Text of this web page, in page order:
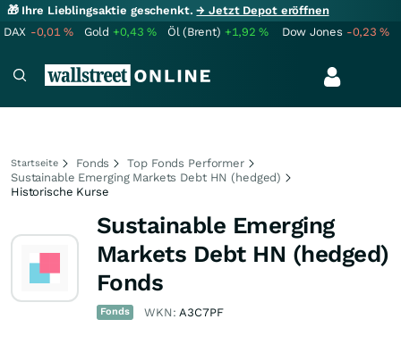
🎁 Ihre Lieblingsaktie geschenkt.→ Jetzt Depot eröffnen
DAX -0,01% Gold +0,43% Öl (Brent) +1,92% Dow Jones -0,23%
Startseite Fonds
Top Fonds Performer
Sustainable Emerging Markets Debt HN (hedged)
Historische Kurse
Sustainable Emerging
Markets Debt HN (hedged)
Fonds
Fonds WKN:A3C7PF